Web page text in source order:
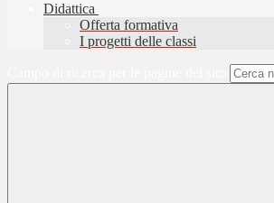
Didattica
Offerta formativa
I progetti delle classi